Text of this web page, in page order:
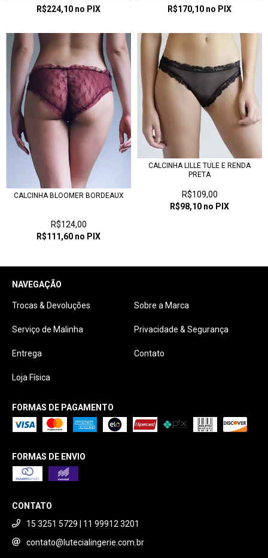
R$224,10 no PIX R$170,10 no PIX
CALCINHA BLOOMER BORDEAUX
R$124,00
R$111,60 no PIX
CALCINHA LILLE TULE E RENDA
PRETA
R$109,00
R$98,10 no PIX
NAVEGAÇÃO
Trocas & Devoluções Sobre a Marca
Serviço de Malinha Privacidade & Segurança
Entrega Contato
Loja Física
FORMAS DE PAGAMENTO
FORMAS DE ENVIO
CONTATO
15 3251 5729 | 11 99912 3201
contato@lutecialingerie.com.br